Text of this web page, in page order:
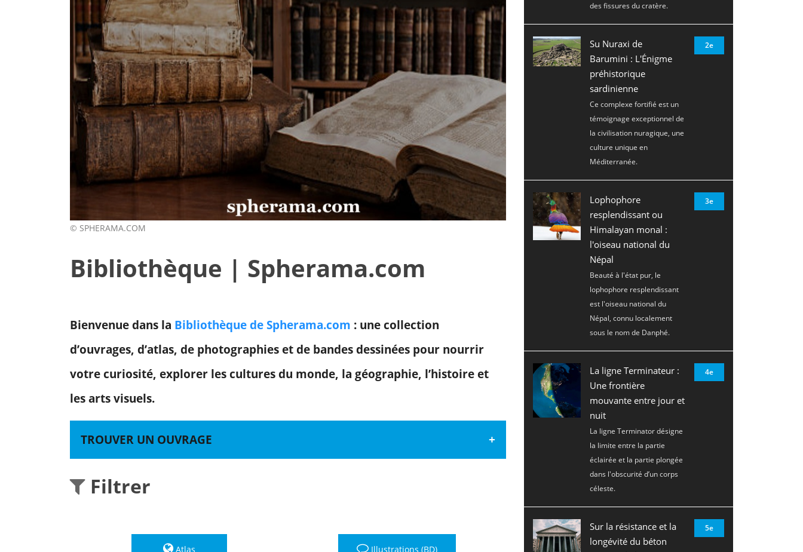
© SPHERAMA.COM
Bibliothèque | Spherama.com
Bienvenue dans la Bibliothèque de Spherama.com : une collection
d’ouvrages, d’atlas, de photographies et de bandes dessinées pour nourrir
votre curiosité, explorer les cultures du monde, la géographie, l’histoire et
les arts visuels.
TROUVER UN OUVRAGE
 Filtrer
Atlas  Illustrations (BD)
des fissures du cratère.
Su Nuraxi de
Barumini : L'Énigme
préhistorique
sardinienne
Ce complexe fortifié est un
témoignage exceptionnel de
la civilisation nuragique, une
culture unique en
Méditerranée.
2e
Lophophore
resplendissant ou
Himalayan monal :
l'oiseau national du
Népal
Beauté à l'état pur, le
lophophore resplendissant
est l'oiseau national du
Népal, connu localement
sous le nom de Danphé.
3e
La ligne Terminateur :
Une frontière
mouvante entre jour et
nuit
La ligne Terminator désigne
la limite entre la partie
éclairée et la partie plongée
dans l'obscurité d’un corps
céleste.
4e
Sur la résistance et la
longévité du béton
5e